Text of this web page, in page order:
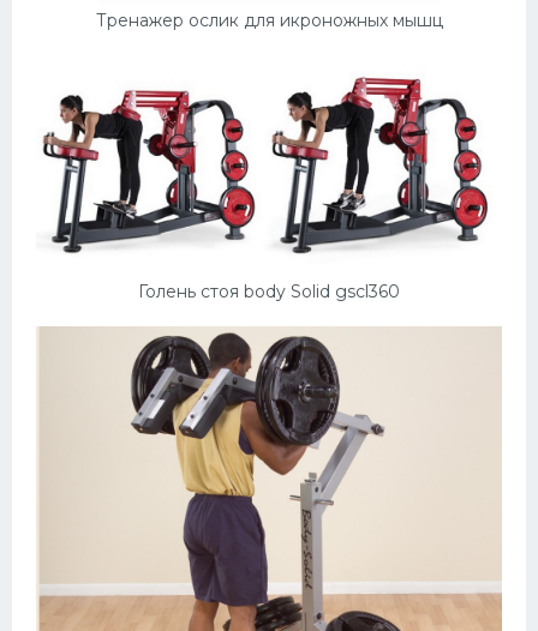
Тренажер ослик для икроножных мышц
Голень стоя body Solid gscl360